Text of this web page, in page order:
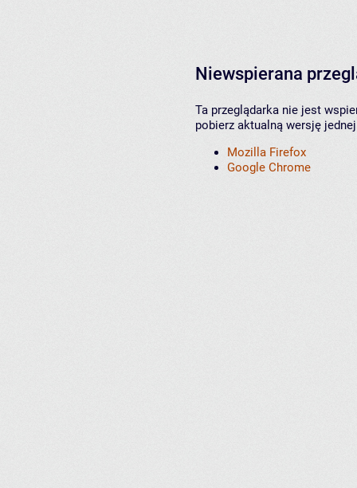
Niewspierana
Ta przeglądarka nie jest
pobierz aktualną wersję
Mozilla Firefox
Google Chrome